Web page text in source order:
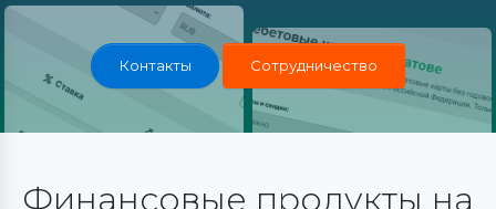
Контакты Сотрудничество
Финансовые продукты на